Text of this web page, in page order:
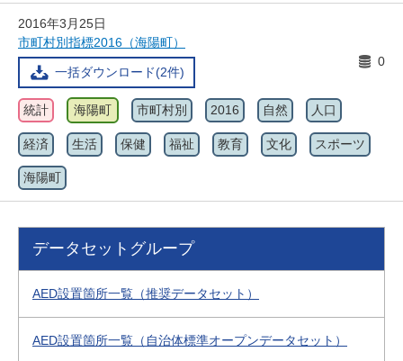
2016年3月25日
市町村別指標2016（海陽町）
一括ダウンロード(2件)
0
統計 海陽町 市町村別 2016 自然 人口
経済 生活 保健 福祉 教育 文化 スポーツ
海陽町
データセットグループ
AED設置箇所一覧（推奨データセット）
AED設置箇所一覧（自治体標準オープンデータセット）